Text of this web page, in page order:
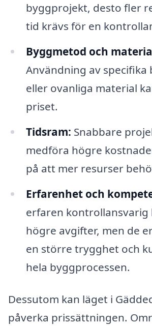
byggprojekt, desto fler
tid krävs för en
Byggmetod och
Användning av
eller ovanliga material
priset.
Tidsram: Snabbare
medföra högre
på att mer resurser
Erfarenhet och
erfaren kontrollansvarig
högre avgifter, men de
en större trygghet och
hela byggprocessen.
Dessutom kan läget i
påverka prissättningen.